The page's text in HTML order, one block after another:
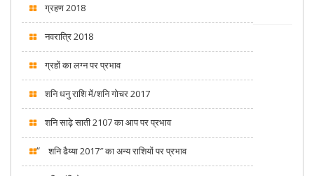
ग्रहण 2018
नवरात्रि 2018
ग्रहों का लग्न पर प्रभाव
शनि धनु राशि में/शनि गोचर 2017
शनि साढ़े साती 2107 का आप पर प्रभाव
“ शनि ढैय्या 2017″ का अन्य राशियों पर प्रभाव